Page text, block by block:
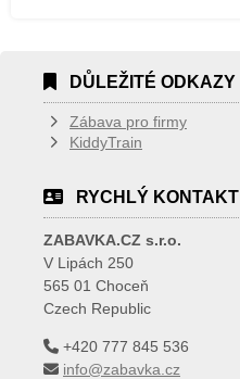
DŮLEŽITÉ ODKAZY
Zábava pro firmy
KiddyTrain
RYCHLÝ KONTAKT
ZABAVKA.CZ s.r.o.
V Lipách 250
565 01 Choceň
Czech Republic
+420 777 845 536
info@zabavka.cz